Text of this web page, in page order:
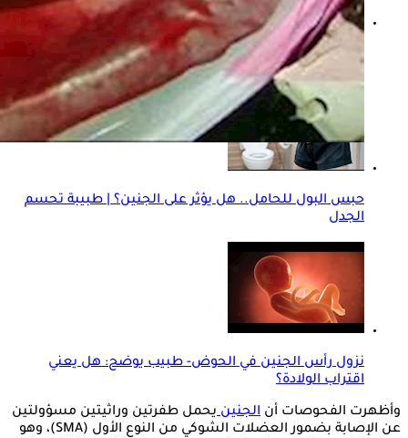
هل تؤثر أكياس المبيض على الحمل؟.. طبيبة توضح
حبس البول للحامل.. هل يؤثر على الجنين؟ | طبيبة تحسم
الجدل
نزول رأس الجنين في الحوض- طبيب يوضح: هل يعني
اقتراب الولادة؟
وأظهرت الفحوصات أن الجنينيحمل طفرتين وراثيتين مسؤولتين
عن الإصابة بضمور العضلات الشوكي من النوع الأول (SMA)، وهو